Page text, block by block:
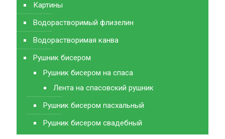
Картины
Водорастворимый флизелин
Водорастворимая канва
Рушник бисером
Рушник бисером на спаса
Лента на спасовский рушник
Рушник бисером пасхальный
Рушник бисером свадебный